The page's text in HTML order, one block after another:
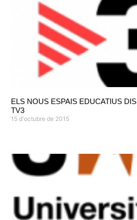
ELS NOUS ESPAIS EDUCATIUS
TV3
15 d'octubre de 2015